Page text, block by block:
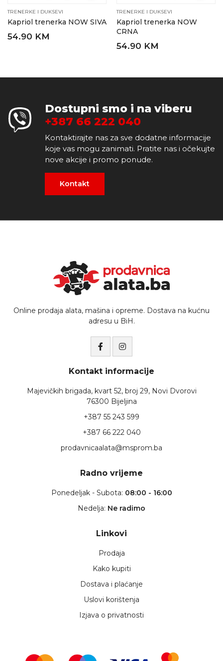
TRENERKE I DUKSEVI
Kapriol trenerka NOW SIVA
54.90 KM
TRENERKE I DUKSEVI
Kapriol trenerka NOW
CRNA
54.90 KM
Dostupni smo i na viberu
+387 66 222 040
Kontaktirajte nas za sve dodatne informacije
koje vas mogu zanimati. Pratite nas i očekujte
nove akcije i promo ponude.
Kontakt
Online prodaja alata, mašina i opreme. Dostava na kućnu
adresu u BiH.
Kontakt informacije
Majevičkih brigada, kvart 52, broj 29, Novi Dvorovi
76300 Bijeljina
+387 55 243 599
+387 66 222 040
prodavnicaalata@msprom.ba
Radno vrijeme
Ponedeljak - Subota: 08:00 - 16:00
Nedelja: Ne radimo
Linkovi
Prodaja
Kako kupiti
Dostava i plaćanje
Uslovi korištenja
Izjava o privatnosti